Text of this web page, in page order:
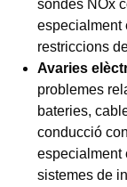
sondes NOx
especialment
restriccions
Avaries
problemes
bateries,
conducció
especialment
sistemes de